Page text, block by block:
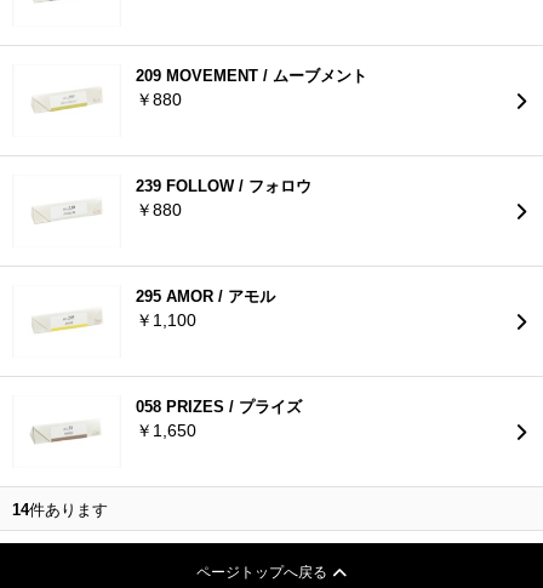
209 MOVEMENT / ムーブメント
￥880
239 FOLLOW / フォロウ
￥880
295 AMOR / アモル
￥1,100
058 PRIZES / プライズ
￥1,650
14件あります
ページトップへ戻る